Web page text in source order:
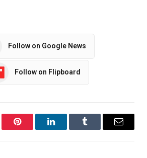
Follow on Google News
Follow on Flipboard
Pinterest LinkedInTumblr Email